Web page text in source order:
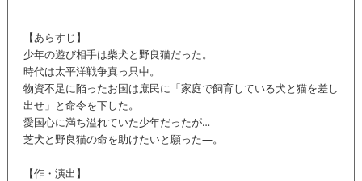
【あらすじ】
少年の遊び相手は柴犬と野良猫だった。
時代は太平洋戦争真っ只中。
物資不足に陥ったお国は庶民に「家庭で飼育している犬と猫を差し
出せ」と命令を下した。
愛国心に満ち溢れていた少年だったが…
芝犬と野良猫の命を助けたいと願った―。
【作・演出】